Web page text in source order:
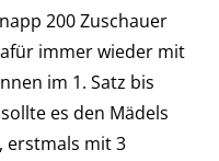
200 Zuschauer
immer wieder mit
im 1. Satz bis
es den Mädels
erstmals mit 3